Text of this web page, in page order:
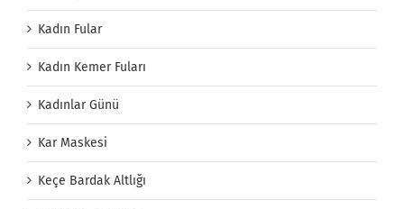
Kadın Fular
Kadın Kemer Fuları
Kadınlar Günü
Kar Maskesi
Keçe Bardak Altlığı